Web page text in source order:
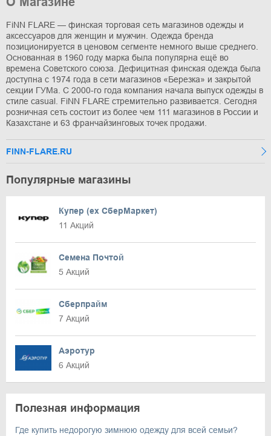
FiNN FLARE — финская торговая сеть магазинов одежды и
аксессуаров для женщин и мужчин. Одежда бренда
позиционируется в ценовом сегменте немного выше среднего.
Основанная в 1960 году марка была популярна ещё во
времена Советского союза. Дефицитная финская одежда была
доступна с 1974 года в сети магазинов «Березка» и закрытой
секции ГУМа. С 2000-го года компания начала выпуск одежды в
стиле casual. FiNN FLARE стремительно развивается. Сегодня
розничная сеть состоит из более чем 111 магазинов в России и
Казахстане и 63 франчайзинговых точек продажи.
FINN-FLARE.RU
Популярные магазины
Купер (ex СберМаркет)
11 Акций
Семена Почтой
5 Акций
Сберпрайм
7 Акций
Аэротур
6 Акций
Полезная информация
Где купить недорогую зимнюю одежду для всей семьи?